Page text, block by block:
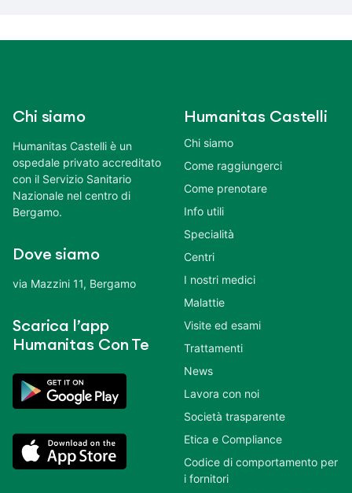
Chi siamo
Humanitas Castelli è un
ospedale privato accreditato
con il Servizio Sanitario
Nazionale nel centro di
Bergamo.
Dove siamo
via Mazzini 11, Bergamo
Scarica l’app
Humanitas Con Te
Humanitas Castelli
Chi siamo
Come raggiungerci
Come prenotare
Info utili
Specialità
Centri
I nostri medici
Malattie
Visite ed esami
Trattamenti
News
Lavora con noi
Società trasparente
Etica e Compliance
Codice di comportamento per
i fornitori